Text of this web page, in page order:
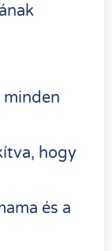
minden
hogy
és a